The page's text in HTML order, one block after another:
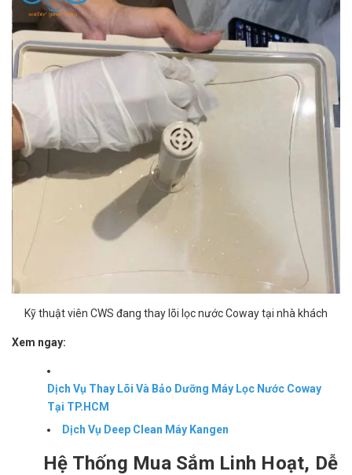
Kỹ thuật viên CWS đang thay lõi lọc nước Coway tại nhà khách
Xem ngay:
Dịch Vụ Thay Lõi Và Bảo Dưỡng Máy Lọc Nước Coway
Tại TP.HCM
Dịch Vụ Deep Clean Máy Kangen
Hệ Thống Mua Sắm Linh Hoạt, Dễ